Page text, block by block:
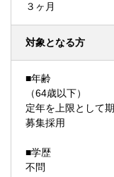
３ヶ月
対象となる方
■年齢
（64歳以下）
定年を上限として
募集採用
■学歴
不問